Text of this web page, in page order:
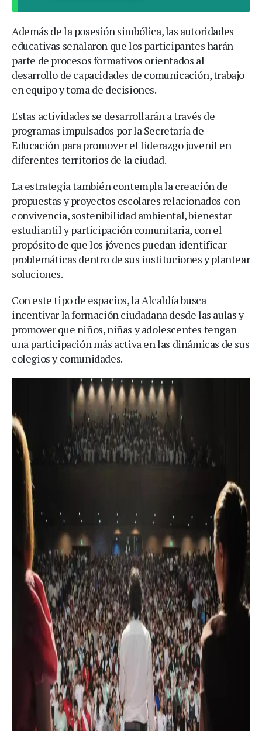
Además de la posesión simbólica, las autoridades
educativas señalaron que los participantes harán
parte de procesos formativos orientados al
desarrollo de capacidades de comunicación, trabajo
en equipo y toma de decisiones.
Estas actividades se desarrollarán a través de
programas impulsados por la Secretaría de
Educación para promover el liderazgo juvenil en
diferentes territorios de la ciudad.
La estrategia también contempla la creación de
propuestas y proyectos escolares relacionados con
convivencia, sostenibilidad ambiental, bienestar
estudiantil y participación comunitaria, con el
propósito de que los jóvenes puedan identificar
problemáticas dentro de sus instituciones y plantear
soluciones.
Con este tipo de espacios, la Alcaldía busca
incentivar la formación ciudadana desde las aulas y
promover que niños, niñas y adolescentes tengan
una participación más activa en las dinámicas de sus
colegios y comunidades.